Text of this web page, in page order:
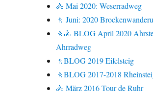
🚴 Mai 2020: Weserradweg
🚶 Juni: 2020
🚶🚴 BLOG April 2020
Ahrradweg
🚶BLOG 2019 Eifelsteig
🚶BLOG 2017-2018
🚴 März 2016 Tour de Ruhr